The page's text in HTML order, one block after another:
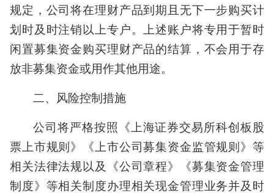
规定，公司将在理财产品到期且无下一步购买计
划时及时注销以上专户。上述账户将专用于暂时
闲置募集资金购买理财产品的结算，不会用于存
放非募集资金或用作其他用途。
二、风险控制措施
公司将严格按照《上海证券交易所科创板股
票上市规则》《上市公司募集资金监管规则》等
相关法律法规以及《公司章程》《募集资金管理
制度》等相关制度办理相关现金管理业务并及时